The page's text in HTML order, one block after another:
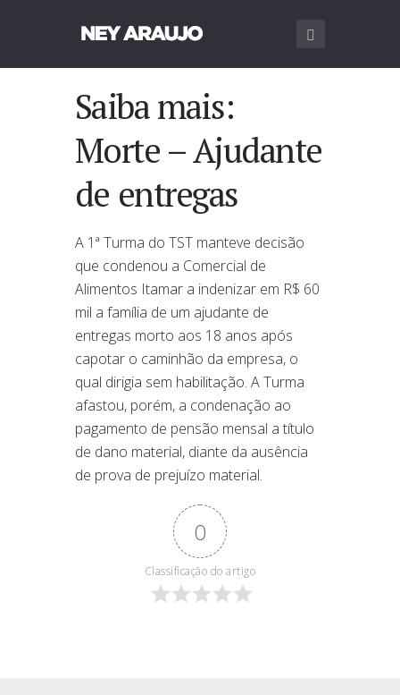
Saiba mais:
Morte – Ajudante
de entregas
A 1ª Turma do TST manteve decisão
que condenou a Comercial de
Alimentos Itamar a indenizar em R$ 60
mil a família de um ajudante de
entregas morto aos 18 anos após
capotar o caminhão da empresa, o
qual dirigia sem habilitação. A Turma
afastou, porém, a condenação ao
pagamento de pensão mensal a título
de dano material, diante da ausência
de prova de prejuízo material.
0
Classificação do artigo